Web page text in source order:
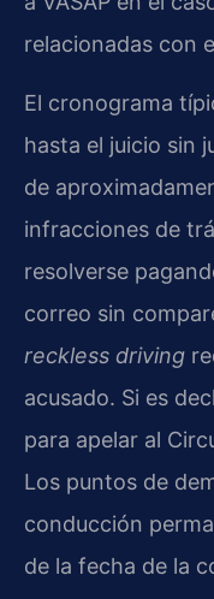
relacionadas con
El cronograma
hasta el juicio sin
de
infracciones de
resolverse
correo sin
reckless driving
acusado. Si es
para apelar al
Los puntos de
conducción
de la fecha de la